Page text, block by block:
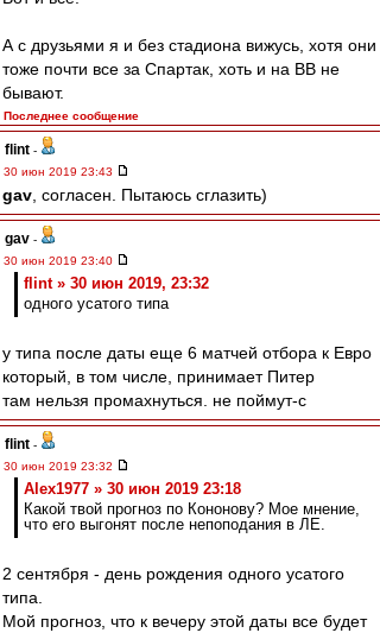
А с друзьями я и без стадиона вижусь, хотя они
тоже почти все за Спартак, хоть и на ВВ не
бывают.
Последнее сообщение
flint -
30 июн 2019 23:43
gav , согласен. Пытаюсь сглазить)
gav -
30 июн 2019 23:40
flint » 30 июн 2019, 23:32
одного усатого типа
у типа после даты еще 6 матчей отбора к Евро
который, в том числе, принимает Питер
там нельзя промахнуться. не поймут-с
flint -
30 июн 2019 23:32
Alex1977 » 30 июн 2019 23:18
Какой твой прогноз по Кононову? Мое мнение,
что его выгонят после непоподания в ЛЕ.
2 сентября - день рождения одного усатого
типа.
Мой прогноз, что к вечеру этой даты все будет